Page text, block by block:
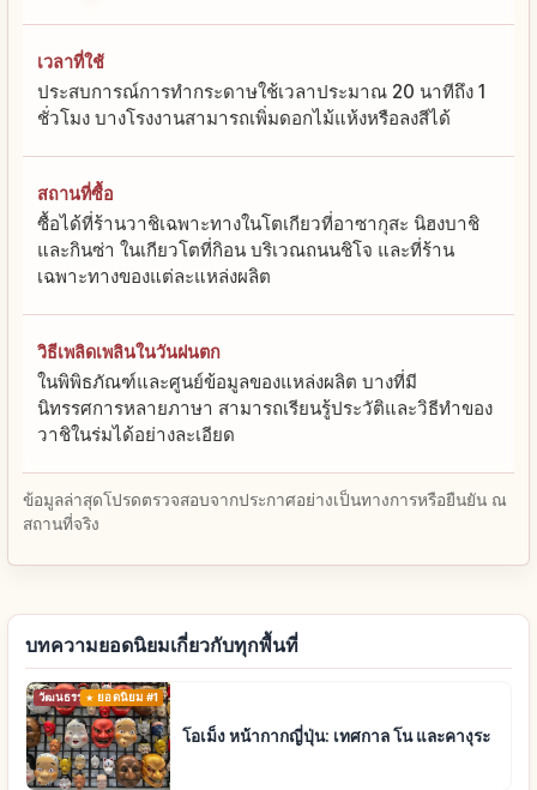
เวลาที่ใช้
ประสบการณ์การทำกระดาษใช้เวลาประมาณ 20 นาทีถึง 1
ชั่วโมง บางโรงงานสามารถเพิ่มดอกไม้แห้งหรือลงสีได้
สถานที่ซื้อ
ซื้อได้ที่ร้านวาชิเฉพาะทางในโตเกียวที่อาซากุสะ นิฮงบาชิ
และกินซ่า ในเกียวโตที่กิอน บริเวณถนนชิโจ และที่ร้าน
เฉพาะทางของแต่ละแหล่งผลิต
วิธีเพลิดเพลินในวันฝนตก
ในพิพิธภัณฑ์และศูนย์ข้อมูลของแหล่งผลิต บางที่มี
นิทรรศการหลายภาษา สามารถเรียนรู้ประวัติและวิธีทำของ
วาชิในร่มได้อย่างละเอียด
ข้อมูลล่าสุดโปรดตรวจสอบจากประกาศอย่างเป็นทางการหรือยืนยัน ณ
สถานที่จริง
บทความยอดนิยมเกี่ยวกับทุกพื้นที่
วัฒนธรรมดั้งเดิมยอดนิยม #1
โอเม็ง หน้ากากญี่ปุ่น: เทศกาล โน และคางุระ